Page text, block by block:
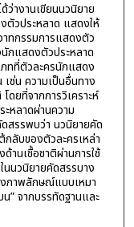
างานเขียนนวนิยาย
ตัวประหลาด แสดงให้
าทกรรมการแสดงตัว
นักแสดงตัวประหลาด
ทที่ตัวละครนักแสดง
ช่น ความเป็นอื่นทาง
ดยที่จากการวิเคราะห์
หลาดผ่านความ
สรรพบว่า นวนิยายคัด
กลับของตัวละครเหล่า
านเชื้อชาติผ่านการใช้
นนวนิยายคัดสรรบาง
งภาพลักษณ์แบบเหมา
” จากบรรทัดฐานและ